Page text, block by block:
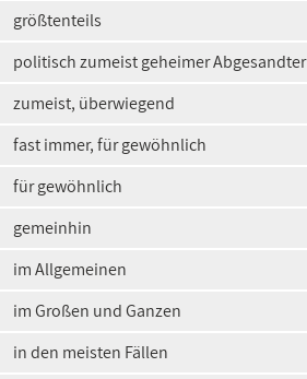
größtenteils
politisch zumeist geheimer Abgesandter
zumeist, überwiegend
fast immer, für gewöhnlich
für gewöhnlich
gemeinhin
im Allgemeinen
im Großen und Ganzen
in den meisten Fällen